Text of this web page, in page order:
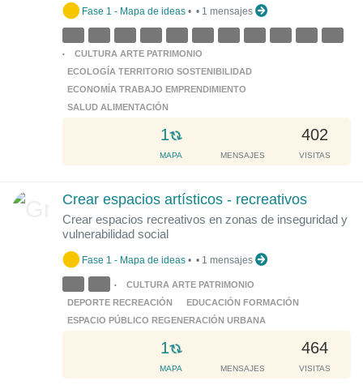
.
.
.
Fase 1 - Mapa de ideas •
•
CULTURA ARTE PATRIMONIO
ECOLOGÍA TERRITORIO SOSTENIBILIDAD
ECONOMÍA TRABAJO EMPRENDIMIENTO
SALUD ALIMENTACIÓN
1
L
o
a
i
n
.
MAPA MENSAJES
402
VISITAS
• 1 mensajes
Crear espacios artísticos - recreativos
Crear espacios recreativos en zonas de inseguridad y
vulnerabilidad social
Fase 1 - Mapa de ideas •
•
CULTURA ARTE PATRIMONIO
DEPORTE RECREACIÓN
EDUCACIÓN FORMACIÓN
ESPACIO PÚBLICO REGENERACIÓN URBANA
1
L
o
MAPA MENSAJES
464
VISITAS
• 1 mensajes